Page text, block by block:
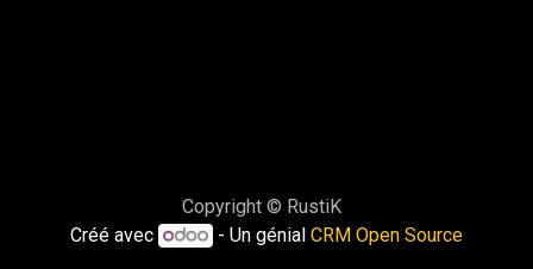
Copyright © RustiK
Créé avec
- Un génialCRM Open Source